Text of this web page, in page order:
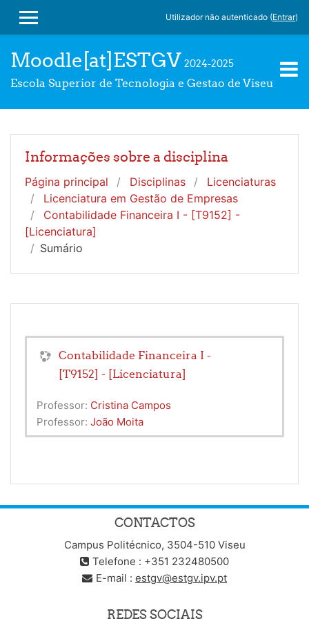
PAINEL LATERAL
Utilizador não autenticado (Entrar)
Moodle[at]ESTGV 2024-2025
Escola Superior de Tecnologia e Gestao de Viseu
Informações sobre a disciplina
Página principal Disciplinas
Licenciaturas
Licenciatura em Gestão de Empresas
Contabilidade Financeira I - [T9152] -
[Licenciatura]
Sumário
Contabilidade Financeira I -
[T9152] - [Licenciatura]
Professor: Cristina Campos
Professor: João Moita
CONTACTOS
Campus Politécnico, 3504-510 Viseu
Telefone : +351 232480500
E-mail : estgv@estgv.ipv.pt
REDES SOCIAIS